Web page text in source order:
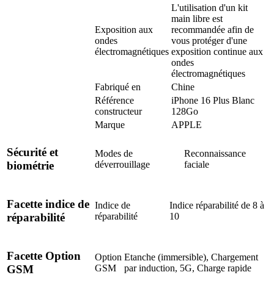
Exposition aux
ondes
électromagnétiques
L'utilisation d'un kit
main libre est
recommandée afin de
vous protéger d'une
exposition continue aux
ondes
électromagnétiques
Fabriqué en
Chine
Référence
constructeur
iPhone 16 Plus Blanc
128Go
Marque
APPLE
Sécurité et
biométrie
Modes de
déverrouillage
Reconnaissance
faciale
Facette indice de
réparabilité
Indice de
réparabilité
Indice réparabilité de 8 à
10
Facette Option
GSM
Option
GSM
Etanche (immersible), Chargement
par induction, 5G, Charge rapide